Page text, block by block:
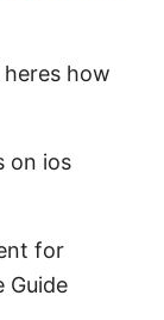
how
on ios
for
Guide